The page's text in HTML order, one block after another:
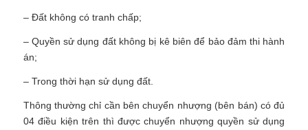
– Đất không có tranh chấp;
– Quyền sử dụng đất không bị kê biên để bảo đảm thi hành
án;
– Trong thời hạn sử dụng đất.
Thông thường chỉ cần bên chuyển nhượng (bên bán) có đủ
04 điều kiện trên thì được chuyển nhượng quyền sử dụng